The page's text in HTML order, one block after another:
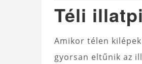
Téli
Amikor télen
gyorsan eltűnik az